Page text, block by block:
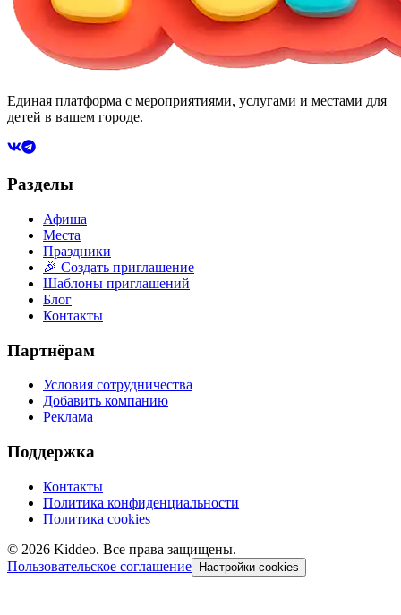
Единая платформа с мероприятиями, услугами и местами для
детей в вашем городе.
Разделы
Афиша
Места
Праздники
🎉 Создать приглашение
Шаблоны приглашений
Блог
Контакты
Партнёрам
Условия сотрудничества
Добавить компанию
Реклама
Поддержка
Контакты
Политика конфиденциальности
Политика cookies
© 2026 Kiddeo. Все права защищены.
Пользовательское соглашение
Настройки cookies